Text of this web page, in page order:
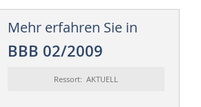
Mehr erfahren Sie in
BBB 02/2009
Ressort: AKTUELL